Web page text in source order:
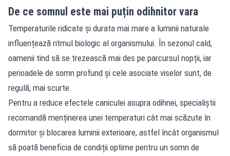
De ce somnul este mai puțin odihnitor vara
Temperaturile ridicate și durata mai mare a luminii naturale
influențează ritmul biologic al organismului. În sezonul cald,
oamenii tind să se trezească mai des pe parcursul nopții, iar
perioadele de somn profund și cele asociate viselor sunt, de
regulă, mai scurte.
Pentru a reduce efectele caniculei asupra odihnei, specialiștii
recomandă menținerea unei temperaturi cât mai scăzute în
dormitor și blocarea luminii exterioare, astfel încât organismul
să poată beneficia de condiții optime pentru un somn de